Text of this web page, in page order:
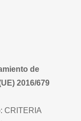
de
2016/679
CRITERIA